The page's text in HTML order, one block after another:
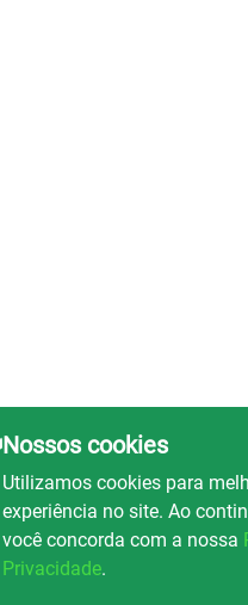
Nossos cookies
Utilizamos cookies para
experiência no site. Ao
você concorda com a nossa
Privacidade.